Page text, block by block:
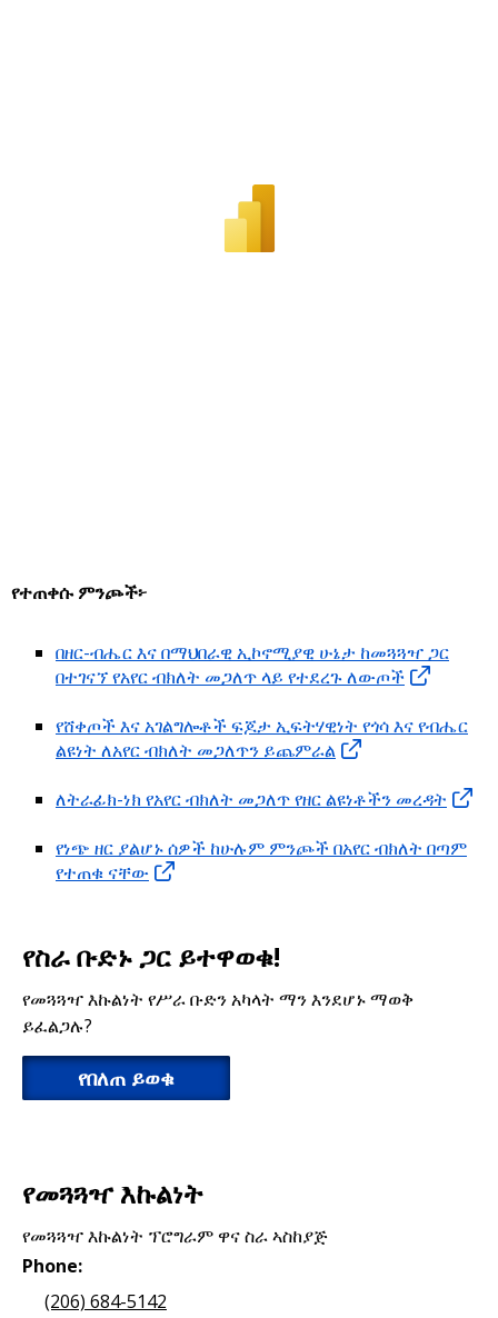
የተጠቀሱ ምንጮች፦
በዘር-ብሔር እና በማህበራዊ ኢኮኖሚያዊ ሁኔታ ከመጓጓዣ ጋር
በተገናኘ የአየር ብክለት መጋለጥ ላይ የተደረጉ ለውጦች
የሸቀጦች እና አገልግሎቶች ፍጆታ ኢፍትሃዊነት የጎሳ እና የብሔር
ልዩነት ለአየር ብክለት መጋለጥን ይጨምራል
ለትራፊክ-ነክ የአየር ብክለት መጋለጥ የዘር ልዩነቶችን መረዳት
የነጭ ዘር ያልሆኑ ሰዎች ከሁሉም ምንጮች በአየር ብክለት በጣም
የተጠቁ ናቸው
የስራ ቡድኑ ጋር ይተዋወቁ!
የመጓጓዣ እኩልነት የሥራ ቡድን አካላት ማን እንደሆኑ ማወቅ
ይፈልጋሉ?
የበለጠ ይወቁ
የመጓጓዣ እኩልነት
የመጓጓዣ እኩልነት ፕሮግራም ዋና ስራ ኣስከያጅ
Phone:
(206) 684-5142